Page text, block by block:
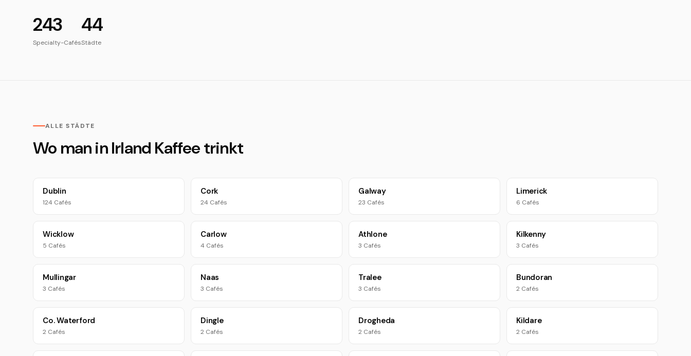
243
Specialty-Cafés
44
Städte
ALLE STÄDTE
Wo man in Irland Kaffee trinkt
Dublin
124 Cafés
Cork
24 Cafés
Galway
23 Cafés
Limerick
6 Cafés
Wicklow
5 Cafés
Carlow
4 Cafés
Athlone
3 Cafés
Kilkenny
3 Cafés
Mullingar
3 Cafés
Naas
3 Cafés
Tralee
3 Cafés
Bundoran
2 Cafés
Co. Waterford
2 Cafés
Dingle
2 Cafés
Drogheda
2 Cafés
Kildare
2 Cafés